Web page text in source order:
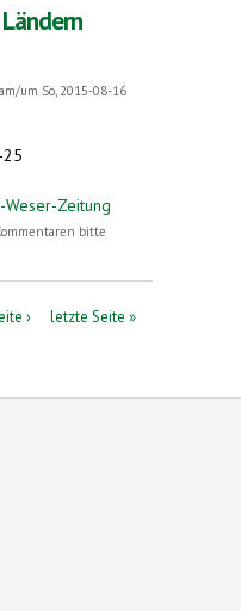
am/um So, 2015-08-16
Weser-Zeitung
Ländern (Leserbrief)
bitte
› letzte Seite »